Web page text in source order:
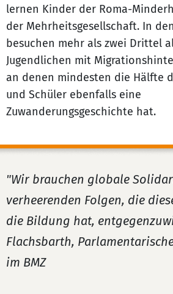
lernen Kinder der Roma-
der Mehrheitsgesellschaft. In
besuchen mehr als zwei Drittel
Jugendlichen mit
an denen mindesten die Hälfte
und Schüler ebenfalls eine
Zuwanderungsgeschichte hat.
"Wir brauchen globale
verheerenden Folgen, die
die Bildung hat,
Flachsbarth,
im BMZ